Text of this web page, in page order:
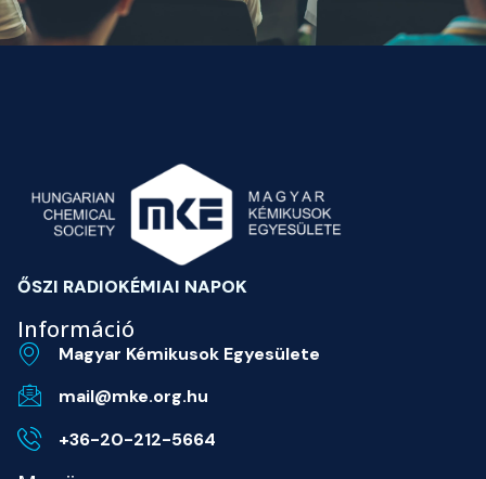
ŐSZI RADIOKÉMIAI NAPOK
Információ
Magyar Kémikusok Egyesülete
mail@mke.org.hu
+36-20-212-5664